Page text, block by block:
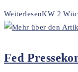
WeiterlesenKW 2
Fed